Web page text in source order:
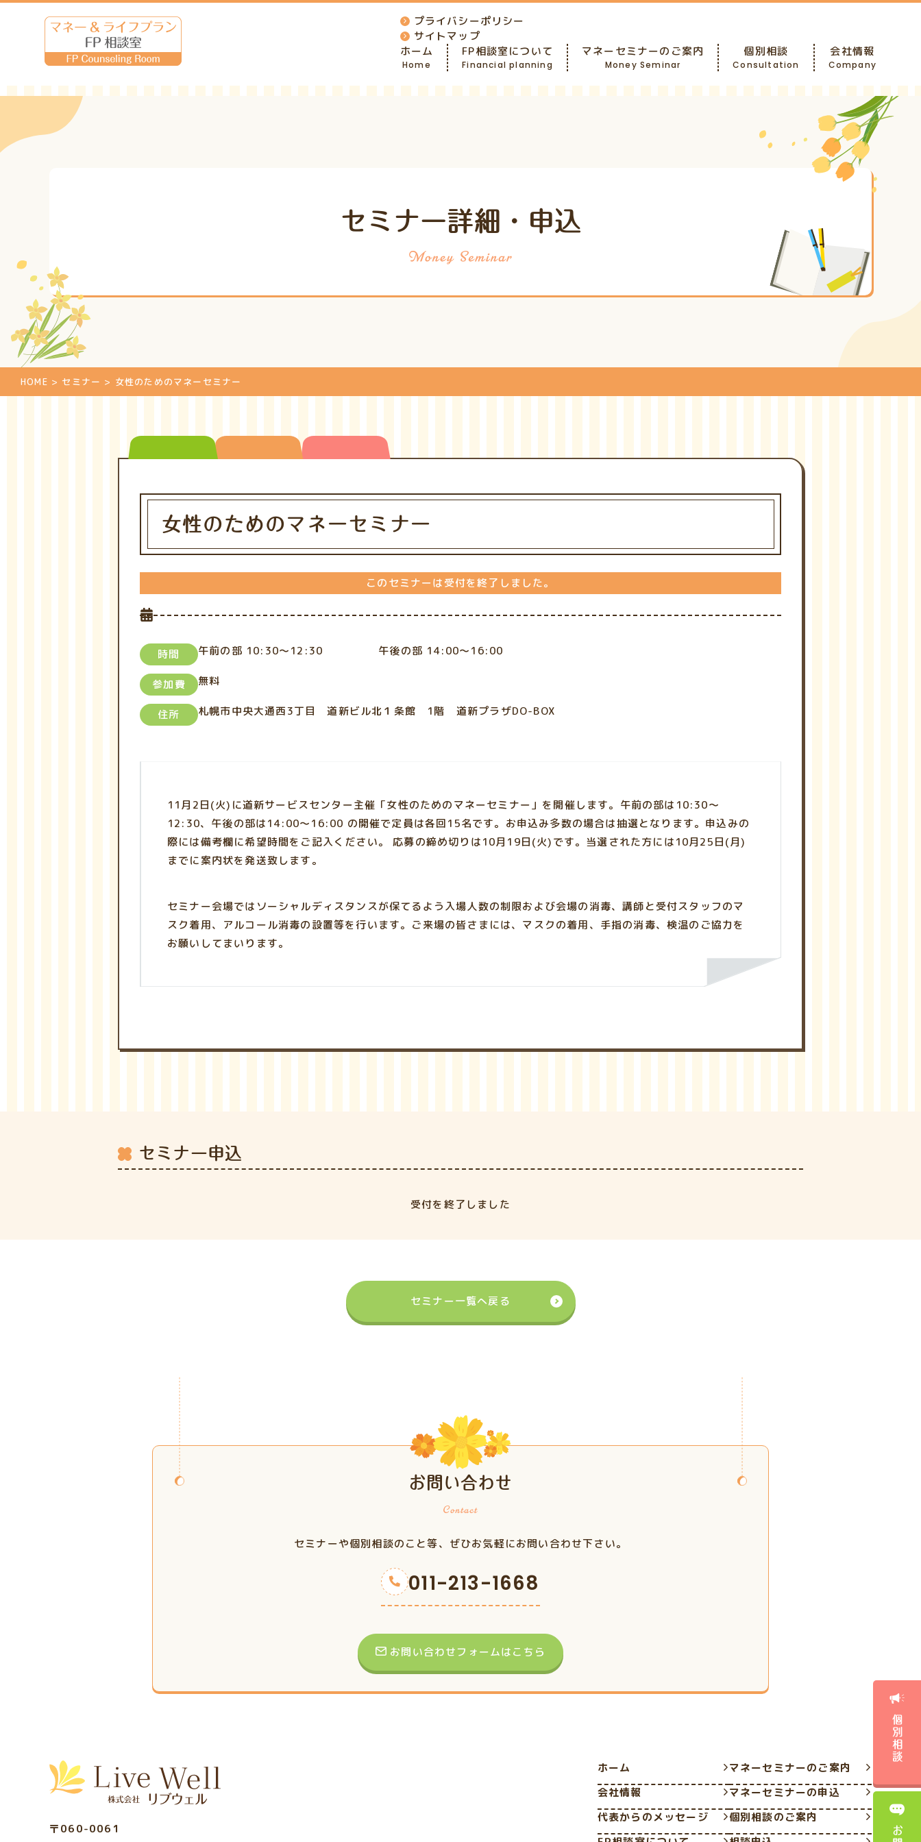
プライバシーポリシー
サイトマップ
ホーム
Home
FP相談室について
Financial planning
マネーセミナーのご案内
Money Seminar
個別相談
Consultation
会社情報
Company
個別相談
セミナー詳細・申込
HOME > セミナー > 女性のためのマネーセミナー
女性のためのマネーセミナー
このセミナーは受付を終了しました。
時間 午前の部 10:30～12:30 午後の部 14:00～16:00
参加費 無料
住所 札幌市中央大通西3丁目 道新ビル北１条館 1階 道新プラザDO-BOX
11月2日(火)に道新サービスセンター主催「女性のためのマネーセミナー」を開催します。午前の部は10:30～
12:30、午後の部は14:00～16:00 の開催で定員は各回15名です。お申込み多数の場合は抽選となります。申込みの
際には備考欄に希望時間をご記入ください。 応募の締め切りは10月19日(火)です。当選された方には10月25日(月)
までに案内状を発送致します。
セミナー会場ではソーシャルディスタンスが保てるよう入場人数の制限および会場の消毒、講師と受付スタッフのマ
スク着用、アルコール消毒の設置等を行います。ご来場の皆さまには、マスクの着用、手指の消毒、検温のご協力を
お願いしてまいります。
セミナー申込
受付を終了しました
セミナー一覧へ戻る
お問い合わせ
セミナーや個別相談のこと等、ぜひお気軽にお問い合わせ下さい。
011-213-1668
お問い合わせフォームはこちら
〒060-0061
ホーム
会社情報
代表からのメッセージ
マネーセミナーのご案内
マネーセミナーの申込
個別相談のご案内